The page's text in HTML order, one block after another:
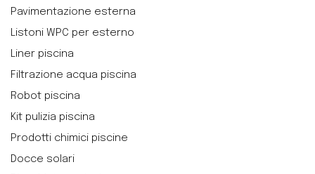
Pavimentazione esterna
Listoni WPC per esterno
Liner piscina
Filtrazione acqua piscina
Robot piscina
Kit pulizia piscina
Prodotti chimici piscine
Docce solari